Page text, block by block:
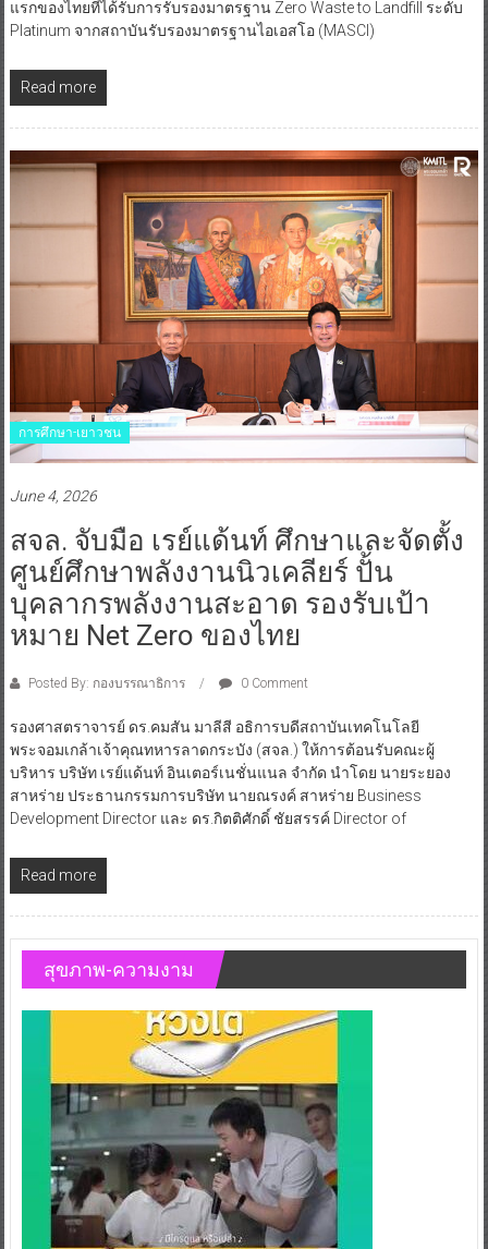
แรกของไทยที่ได้รับการรับรองมาตรฐาน Zero Waste to Landfill ระดับ
Platinum จากสถาบันรับรองมาตรฐานไอเอสโอ (MASCI)
Read more
การศึกษา-เยาวชน
June 4, 2026
สจล. จับมือ เรย์แด้นท์ ศึกษาและจัดตั้ง
ศูนย์ศึกษาพลังงานนิวเคลียร์ ปั้น
บุคลากรพลังงานสะอาด รองรับเป้า
หมาย Net Zero ของไทย
Posted By: กองบรรณาธิการ 0 Comment
รองศาสตราจารย์ ดร.คมสัน มาลีสี อธิการบดีสถาบันเทคโนโลยี
พระจอมเกล้าเจ้าคุณทหารลาดกระบัง (สจล.) ให้การต้อนรับคณะผู้
บริหาร บริษัท เรย์แด้นท์ อินเตอร์เนชั่นแนล จำกัด นำโดย นายระยอง
สาหร่าย ประธานกรรมการบริษัท นายณรงค์ สาหร่าย Business
Development Director และ ดร.กิตติศักดิ์ ชัยสรรค์ Director of
Read more
สุขภาพ-ความงาม